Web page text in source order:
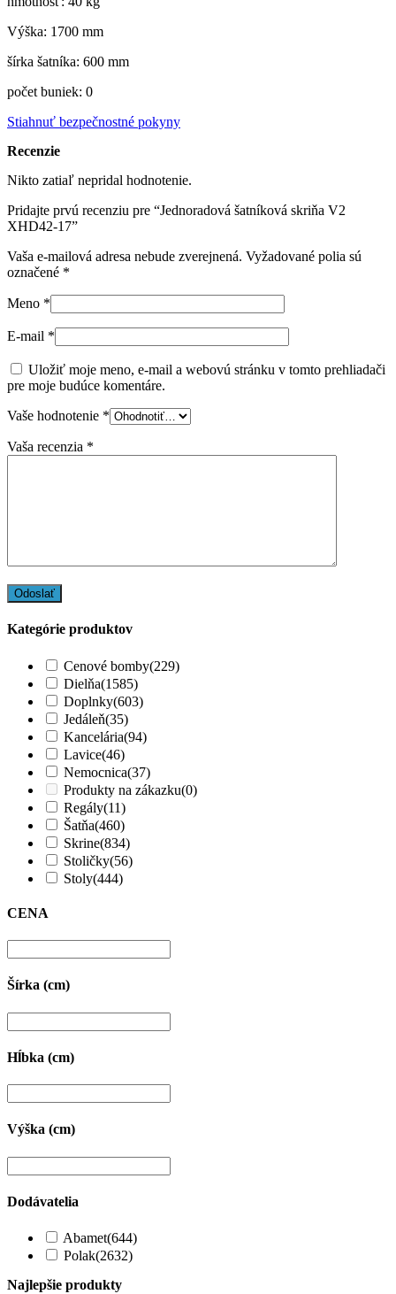
Výška: 1700 mm
šírka šatníka: 600 mm
počet buniek: 0
Stiahnuť bezpečnostné pokyny
Recenzie
Nikto zatiaľ nepridal hodnotenie.
Pridajte prvú recenziu pre “Jednoradová šatníková skriňa V2
XHD42-17”
Vaša e-mailová adresa nebude zverejnená. Vyžadované polia sú
označené *
Meno *
E-mail *
Uložiť moje meno, e-mail a webovú stránku v tomto prehliadači
pre moje budúce komentáre.
Vaše hodnotenie *
Vaša recenzia *
Kategórie produktov
Cenové bomby(229)
Dielňa(1585)
Doplnky(603)
Jedáleň(35)
Kancelária(94)
Lavice(46)
Nemocnica(37)
Produkty na zákazku(0)
Regály(11)
Šatňa(460)
Skrine(834)
Stoličky(56)
Stoly(444)
CENA
Šírka (cm)
Hĺbka (cm)
Výška (cm)
Dodávatelia
Abamet(644)
Polak(2632)
Najlepšie produkty